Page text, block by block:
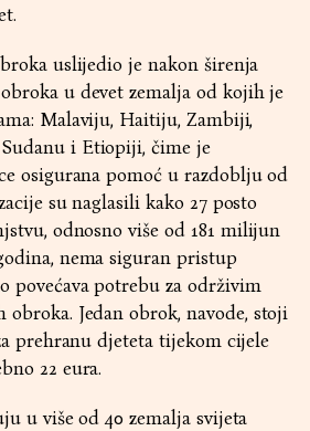
uslijedio je nakon širenja
u devet zemalja od kojih je
Malaviju, Haitiju, Zambiji,
i Etiopiji, čime je
osigurana pomoć u razdoblju od
su naglasili kako 27 posto
odnosno više od 181 milijun
nema siguran pristup
povećava potrebu za održivim
Jedan obrok, navode, stoji
prehranu djeteta tijekom cijele
22 eura.
u više od 40 zemalja svijeta